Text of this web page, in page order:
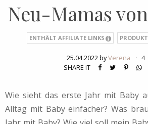
Neu-Mamas
ENTHÄLT AFFILIATE LINKS
25.04.2022 byVerena · 4
SHARE IT
Wie sieht das erste Jahr mit Baby
Alltag mit Baby einfacher? Was